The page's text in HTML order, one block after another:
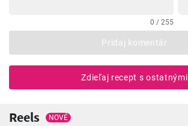
0 / 255
Pridaj komentár
Zdieľaj recept s ostatnými
Reels NOVÉ